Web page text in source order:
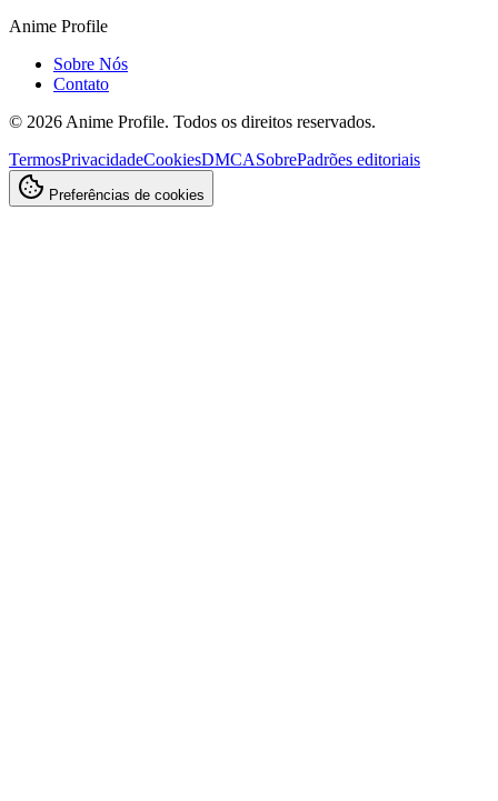
Anime Profile
Sobre Nós
Contato
© 2026 Anime Profile. Todos os direitos reservados.
TermosPrivacidadeCookiesDMCASobrePadrões editoriais
Preferências de cookies